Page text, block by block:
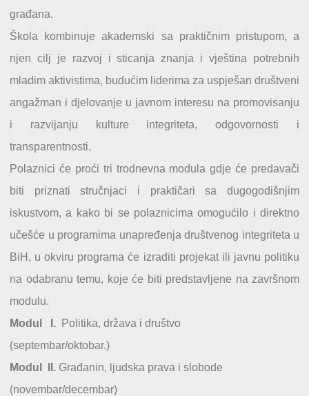
građana.
Škola kombinuje akademski sa praktičnim pristupom, a
njen cilj je razvoj i sticanja znanja i vještina potrebnih
mladim aktivistima, budućim liderima za uspješan društveni
angažman i djelovanje u javnom interesu na promovisanju
i razvijanju kulture integriteta, odgovornosti i
transparentnosti.
Polaznici će proći tri trodnevna modula gdje će predavači
biti priznati stručnjaci i praktičari sa dugogodišnjim
iskustvom, a kako bi se polaznicima omogućilo i direktno
učešće u programima unapređenja društvenog integriteta u
BiH, u okviru programa će izraditi projekat ili javnu politiku
na odabranu temu, koje će biti predstavljene na završnom
modulu.
Modul I. Politika, država i društvo
(septembar/oktobar.)
Modul II. Građanin, ljudska prava i slobode
(novembar/decembar)